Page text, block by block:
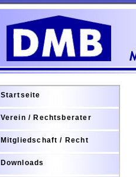
Startseite
Verein / Rechtsberater
Mitgliedschaft / Recht
Downloads